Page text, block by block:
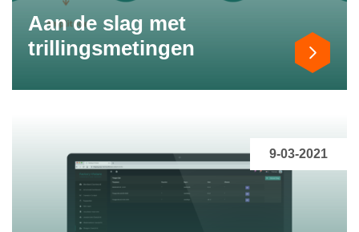
Aan de slag met
trillingsmetingen
9-03-2021